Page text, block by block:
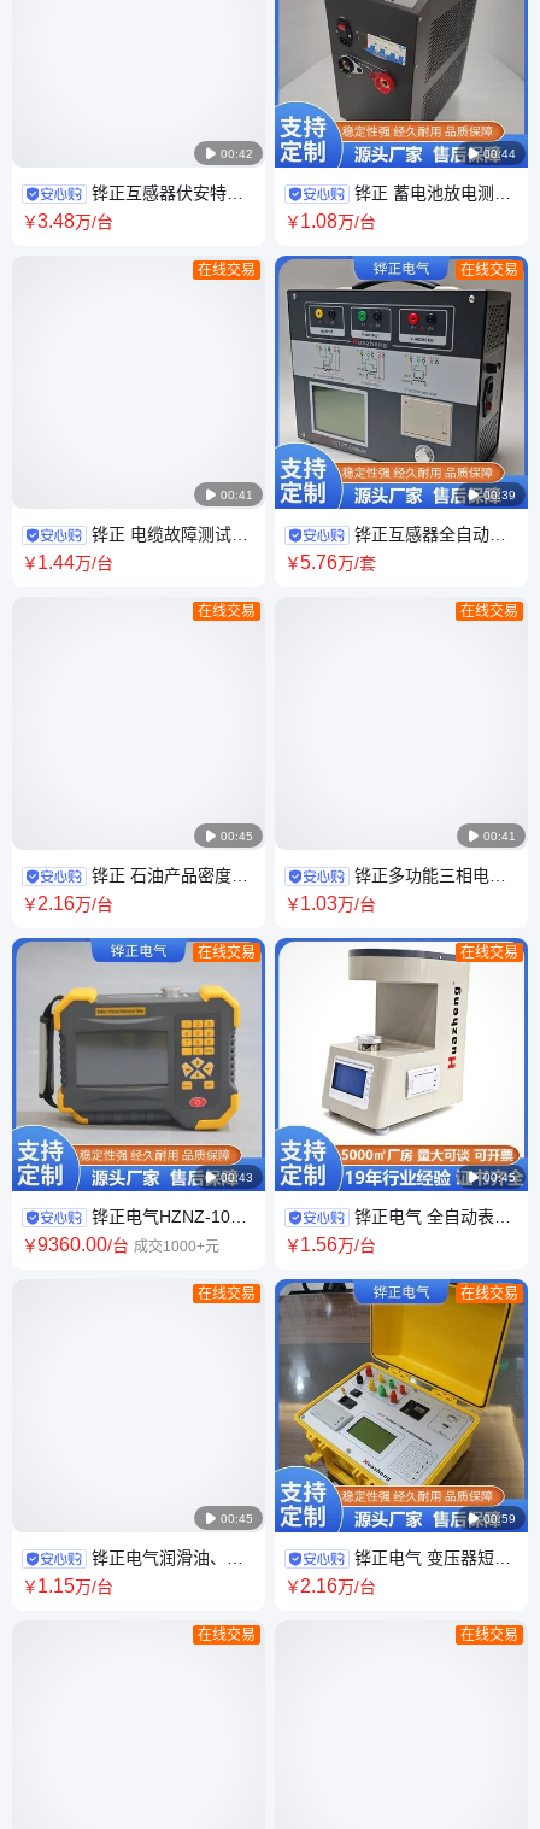
 00:42
铧正互感器伏安特性
测试仪电流互感器现场检测
￥3.48万/台
 00:41
在线交易
铧正 电缆故障测试仪
地下线缆闪测仪HZ-501B 外贸
￥1.44万/台
 00:45
在线交易
铧正 石油产品密度测
定仪 柴油汽油密度检测仪
￥2.16万/台
 00:43
在线交易
铧正电气HZNZ-100
蓄电池内阻测试仪 电池内阻测
￥9360.00/台 成交1000+元
 00:45
在线交易
铧正电气润滑油、绝
缘油石油产品色度计变压器油
￥1.15万/台
在线交易
 00:44
铧正 蓄电池放电测试
仪容量充放电检测仪HZFD-200
￥1.08万/台
 00:39
在线交易
铧正互感器全自动综
合测试仪 电流互感器自动测试
￥5.76万/套
 00:41
在线交易
铧正多功能三相电能
质量分析仪手持式电能质量检
￥1.03万/台
 00:45
在线交易
铧正电气 全自动表面
张力测试仪白金环法 跨境供应
￥1.56万/台
 00:59
在线交易
铧正电气 变压器短路
阻抗检测仪HZ-IV 外贸跨境供
￥2.16万/台
在线交易